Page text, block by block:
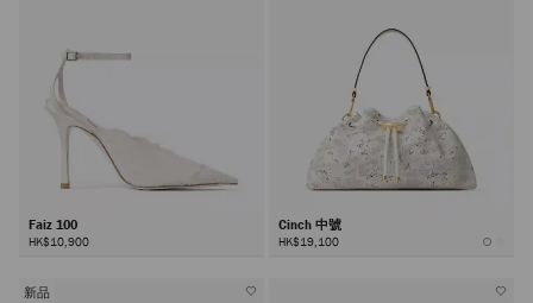
Faiz 100
HK$10,900
Cinch 中號
HK$19,100
新品